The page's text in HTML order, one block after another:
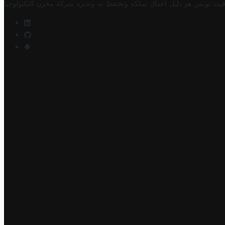
تونس هو دليل أعمال تملكه وتحتفظ به وتديره شركة مخزن التكنولوجيا